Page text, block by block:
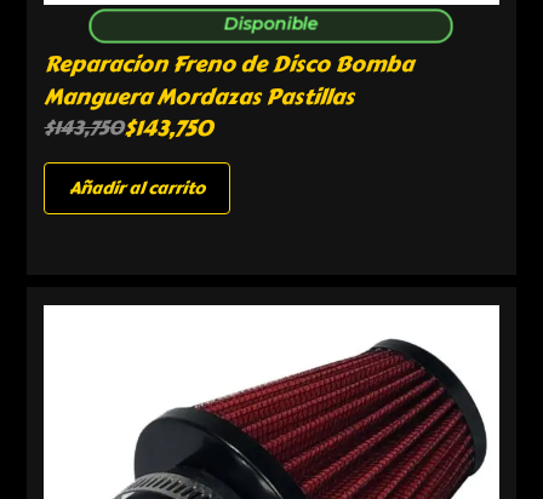
Disponible
Reparacion Freno de Disco Bomba
Manguera Mordazas Pastillas
$143,750$143,750
Añadir al carrito